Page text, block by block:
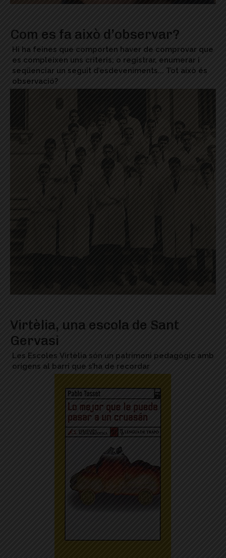
Com es fa això d’observar?
Hi ha feines que comporten haver de comprovar que
es compleixen uns criteris; o registrar, enumerar i
seqüenciar un seguit d’esdeveniments... Tot això és
observació?
Virtèlia, una escola de Sant
Gervasi
Les Escoles Virtèlia són un patrimoni pedagògic amb
orígens al barri que s’ha de recordar